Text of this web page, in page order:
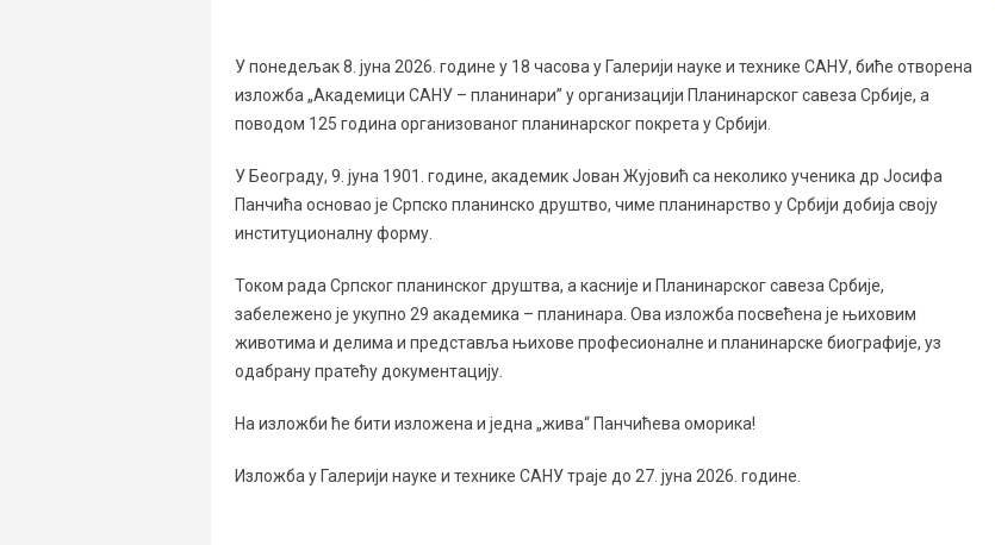
У понедељак 8. јуна 2026. године у 18 часова у Галерији науке и технике САНУ, биће отворена
изложба „Академици САНУ – планинари” у организацији Планинарског савеза Србије, а
поводом 125 година организованог планинарског покрета у Србији.
У Београду, 9. јуна 1901. године, академик Јован Жујовић са неколико ученика др Јосифа
Панчића оснoвao је Српско планинско друштво, чиме планинарство у Србији добија своју
институционалну форму.
Током рада Српског планинског друштва, а касније и Планинарског савеза Србије,
забележено је укупно 29 академика – планинара. Ова изложба посвећена је њиховим
животима и делима и представља њихове професионалне и планинарске биографије, уз
одабрану пратећу документацију.
На изложби ће бити изложена и једна „жива“ Панчићева оморика!
Изложба у Галерији науке и технике САНУ траје до 27. јуна 2026. године.